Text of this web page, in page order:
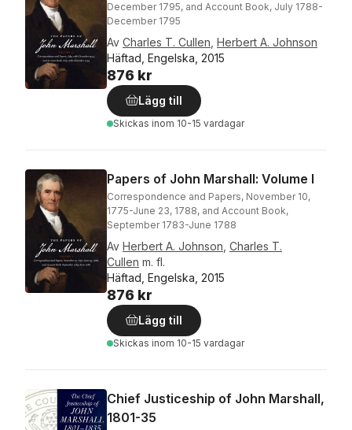
December 1795, and Account Book, July 1788-
December 1795
Av Charles T. Cullen Herbert A. Johnson
Häftad, Engelska, 2015
876 kr
Lägg till
Skickas inom 10-15 vardagar
Papers of John Marshall: Volume I
Correspondence and Papers, November 10,
1775-June 23, 1788, and Account Book,
September 1783-June 1788
Av Herbert A. Johnson Charles T.
Cullen m. fl.
Häftad, Engelska, 2015
876 kr
Lägg till
Skickas inom 10-15 vardagar
Chief Justiceship of John Marshall,
1801-35